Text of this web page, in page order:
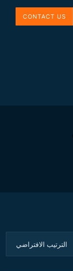
CONTACT US
الترتيب الافتراضي